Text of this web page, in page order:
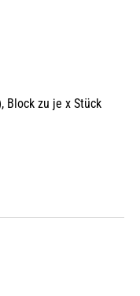
Block zu je x Stück